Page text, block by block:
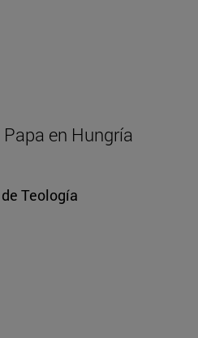
en Hungría
Teología